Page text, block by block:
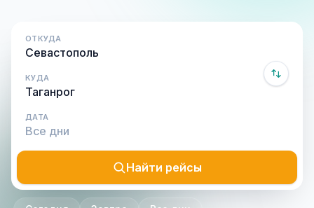
ОТКУДА
КУДА
ДАТА
Найти рейсы